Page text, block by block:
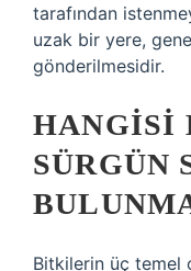
tarafından
uzak bir yere,
gönderilmesidir.
HANGISI
SÜRGÜN
Bitkilerin üç temel